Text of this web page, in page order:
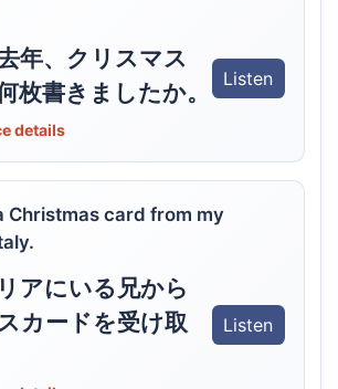
年、クリスマス
枚書きましたか。
Listen
details
Christmas card from my
アにいる兄から
カードを受け取
Listen